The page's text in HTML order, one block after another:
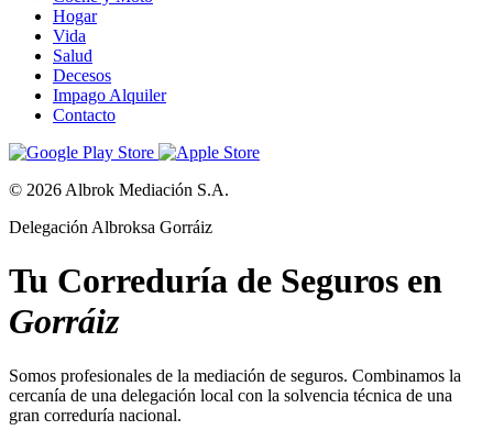
Hogar
Vida
Salud
Decesos
Impago Alquiler
Contacto
© 2026 Albrok Mediación S.A.
Delegación Albroksa Gorráiz
Tu Correduría de Seguros en
Gorráiz
Somos profesionales de la mediación de seguros. Combinamos la
cercanía de una delegación local con la solvencia técnica de una
gran correduría nacional.